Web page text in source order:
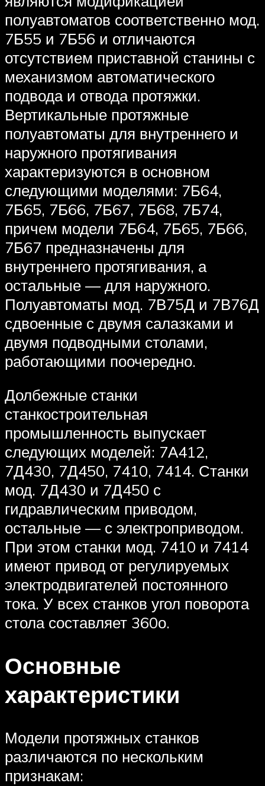
полуавтоматов соответственно мод.
7Б55 и 7Б56 и отличаются
отсутствием приставной станины с
механизмом автоматического
подвода и отвода протяжки.
Вертикальные протяжные
полуавтоматы для внутреннего и
наружного протягивания
характеризуются в основном
следующими моделями: 7Б64,
7Б65, 7Б66, 7Б67, 7Б68, 7Б74,
причем модели 7Б64, 7Б65, 7Б66,
7Б67 предназначены для
внутреннего протягивания, а
остальные — для наружного.
Полуавтоматы мод. 7В75Д и 7В76Д
сдвоенные с двумя салазками и
двумя подводными столами,
работающими поочередно.
Долбежные станки
станкостроительная
промышленность выпускает
следующих моделей: 7А412,
7Д430, 7Д450, 7410, 7414. Станки
мод. 7Д430 и 7Д450 с
гидравлическим приводом,
остальные — с электроприводом.
При этом станки мод. 7410 и 7414
имеют привод от регулируемых
электродвигателей постоянного
тока. У всех станков угол поворота
стола составляет 360о.
Основные
характеристики
Модели протяжных станков
различаются по нескольким
признакам: